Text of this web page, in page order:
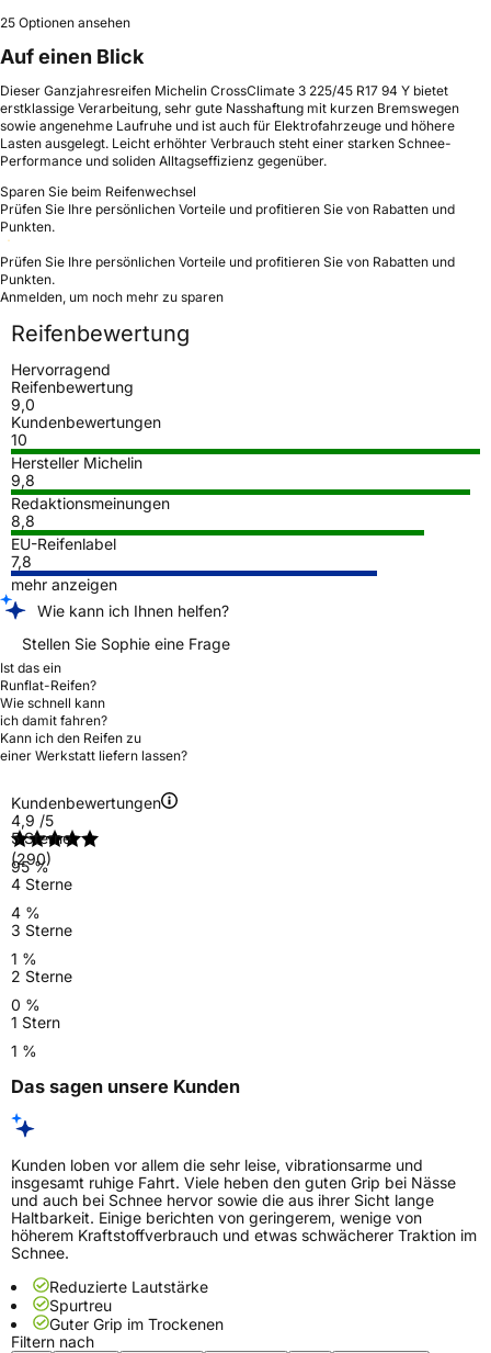
25 Optionen ansehen
Auf einen Blick
Dieser Ganzjahresreifen Michelin CrossClimate 3 225/45 R17 94 Y bietet
erstklassige Verarbeitung, sehr gute Nasshaftung mit kurzen Bremswegen
sowie angenehme Laufruhe und ist auch für Elektrofahrzeuge und höhere
Lasten ausgelegt. Leicht erhöhter Verbrauch steht einer starken Schnee-
Performance und soliden Alltagseffizienz gegenüber.
Sparen Sie beim Reifenwechsel
Prüfen Sie Ihre persönlichen Vorteile und profitieren Sie von Rabatten und
Punkten.
Prüfen Sie Ihre persönlichen Vorteile und profitieren Sie von Rabatten und
Punkten.
Anmelden, um noch mehr zu sparen
Reifenbewertung
Hervorragend
Reifenbewertung
9,0
Kundenbewertungen
10
Hersteller Michelin
9,8
Redaktionsmeinungen
8,8
EU-Reifenlabel
7,8
mehr anzeigen
Wie kann ich Ihnen helfen?
Stellen Sie Sophie eine Frage
Ist das ein
Runflat-Reifen?
Wie schnell kann
ich damit fahren?
Kann ich den Reifen zu
einer Werkstatt liefern lassen?
Kundenbewertungen
4,9 /5
(290)
5 Sterne
95 %
4 Sterne
4 %
3 Sterne
1 %
2 Sterne
0 %
1 Stern
1 %
Das sagen unsere Kunden
Kunden loben vor allem die sehr leise, vibrationsarme und
insgesamt ruhige Fahrt. Viele heben den guten Grip bei Nässe
und auch bei Schnee hervor sowie die aus ihrer Sicht lange
Haltbarkeit. Einige berichten von geringerem, wenige von
höherem Kraftstoffverbrauch und etwas schwächerer Traktion im
Schnee.
Reduzierte Lautstärke
Spurtreu
Guter Grip im Trockenen
Filtern nach